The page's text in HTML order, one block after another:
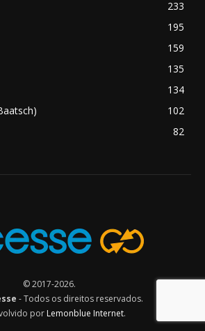
233
195
159
135
134
102
82
© 2017-2026.
- Todos os direitos reservados.
por Lemonblue Internet.